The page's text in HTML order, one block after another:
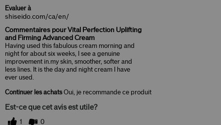
Evaluer à
shiseido.com/ca/en/
Commentaires pour Vital Perfection Uplifting
and Firming Advanced Cream
Having used this fabulous cream morning and
night for about six weeks, I see a genuine
improvement in.my skin, smoother, softer and
less lines. It is the day and night cream I have
ever used.
Continuer les achatsOui, je recommande ce produit
Est-ce que cet avis est utile?
1 0